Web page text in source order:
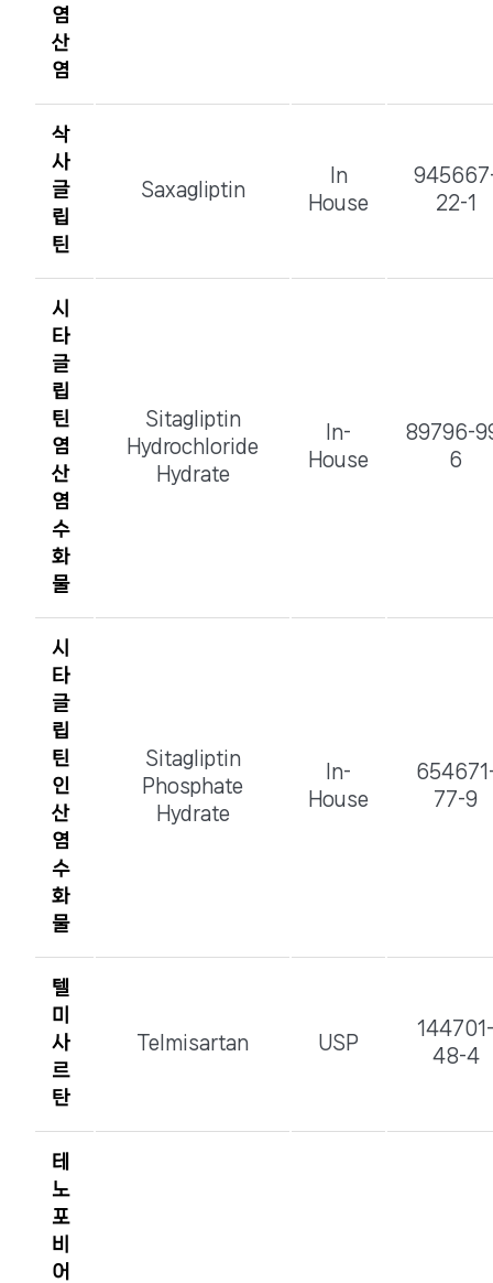
염
산
염
삭
사
글
립
틴
Saxagliptin
In
House
22-1
시
타
글
립
틴
염
산
염
수
화
물
Sitagliptin
Hydrochloride
Hydrate
In-
House
89796-
6
시
타
글
립
틴
인
산
염
수
화
물
Sitagliptin
Phosphate
Hydrate
In-
House
77-9
텔
미
사
르
탄
Telmisartan USP
144701-
48-4
테
노
포
비
어